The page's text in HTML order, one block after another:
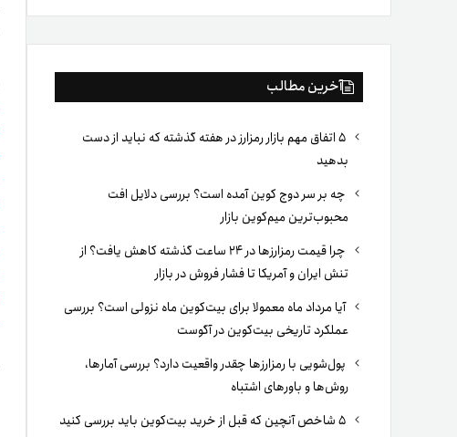
بوک
آخرین مطالب
۵ اتفاق مهم بازار رمزارز در هفته گذشته که نباید از دست
بدهید
چه بر سر دوج کوین آمده است؟ بررسی دلایل افت
محبوب‌ترین میم‌کوین بازار
چرا قیمت رمزارزها در ۲۴ ساعت گذشته کاهش یافت؟ از
تنش ایران و آمریکا تا فشار فروش در بازار
آیا مرداد ماه معمولا برای بیت‌کوین ماه نزولی است؟ بررسی
عملکرد تاریخی بیت‌کوین در آگوست
پول‌شویی با رمزارزها چقدر واقعیت دارد؟ بررسی آمارها،
روش‌ها و باورهای اشتباه